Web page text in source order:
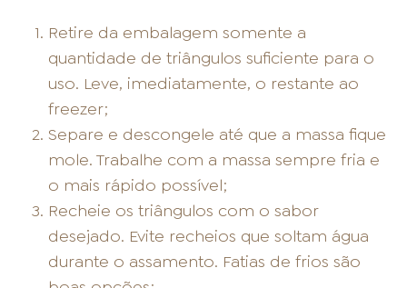
Retire da embalagem somente a
quantidade de triângulos suficiente para o
uso. Leve, imediatamente, o restante ao
freezer;
Separe e descongele até que a massa fique
mole. Trabalhe com a massa sempre fria e
o mais rápido possível;
Recheie os triângulos com o sabor
desejado. Evite recheios que soltam água
durante o assamento. Fatias de frios são